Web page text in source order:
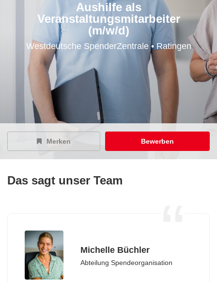
Aushilfe als
Veranstaltungsmitarbeiter
(m/w/d)
Westdeutsche SpenderZentrale • Ratingen
Merken Bewerben
Das sagt unser Team
Michelle Büchler
Abteilung Spendeorganisation